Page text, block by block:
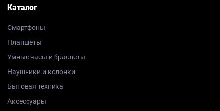
Каталог
Смартфоны
Планшеты
Умные часы и браслеты
Наушники и колонки
Бытовая техника
Аксессуары